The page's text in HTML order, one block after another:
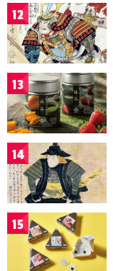
12
13
14
15